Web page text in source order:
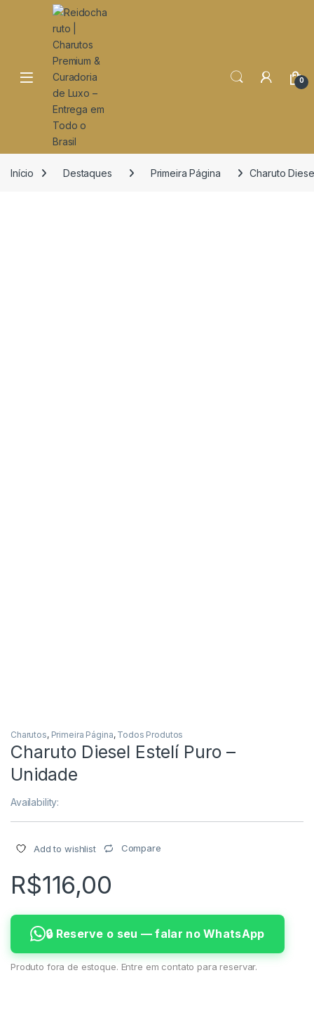
Open 0
Início Destaques Primeira Página Charuto
Charutos, Primeira Página, Todos Produtos
Charuto Diesel Estelí Puro –
Unidade
Availability:
Add to wishlist Compare
R$116,00
🔒 Reserve o seu — falar no WhatsApp
Produto fora de estoque. Entre em contato para reservar.